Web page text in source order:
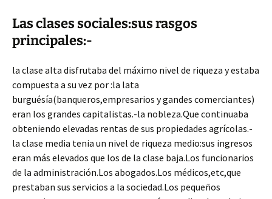
Las clases sociales:sus rasgos
principales:-
la clase alta disfrutaba del máximo nivel de riqueza y estaba
compuesta a su vez por :la lata
burguésía(banqueros,empresarios y gandes comerciantes)
eran los grandes capitalistas.-la nobleza.Que continuaba
obteniendo elevadas rentas de sus propiedades agrícolas.-
la clase media tenia un nivel de riqueza medio:sus ingresos
eran más elevados que los de la clase baja.Los funcionarios
de la administración.Los abogados.Los médicos,etc,que
prestaban sus servicios a la sociedad.Los pequeños